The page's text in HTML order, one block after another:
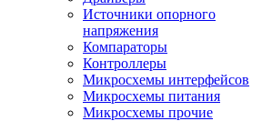
Источники опорного
напряжения
Компараторы
Контроллеры
Микросхемы интерфейсов
Микросхемы питания
Микросхемы прочие